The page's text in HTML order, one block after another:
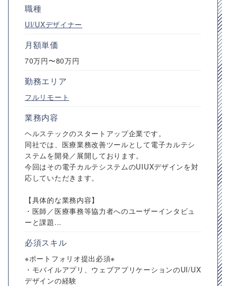
職種
UI/UXデザイナー
月額単価
70万円〜80万円
勤務エリア
フルリモート
業務内容
ヘルステックのスタートアップ企業です。
同社では、医療業務改善ツールとして電子カルテシ
ステムを開発／展開しております。
今回はその電子カルテシステムのUIUXデザインを対
応していただきます。
【具体的な業務内容】
・医師／医療事務等協力者へのユーザーインタビュ
ーと課題...
必須スキル
※ポートフォリオ提出必須※
・モバイルアプリ、ウェブアプリケーションのUI/UX
デザインの経験